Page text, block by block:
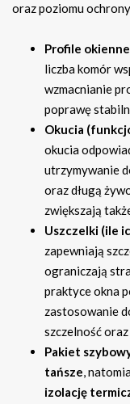
oraz poziomu
Profile
liczba komór
wzmacnianie
poprawę
Okucia
okucia
utrzymywanie
oraz długą
zwiększają
Uszczelki (ile
zapewniają
ograniczają
praktyce okna
zastosowanie
szczelność
Pakiet
tańsze,
izolację